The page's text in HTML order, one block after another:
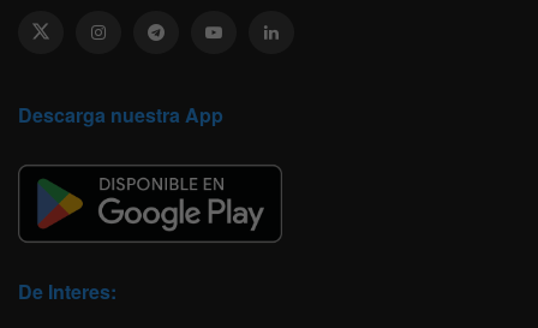
Descarga nuestra App
De Interes: